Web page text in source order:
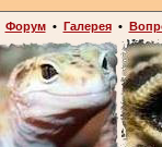
Форум• Галерея•